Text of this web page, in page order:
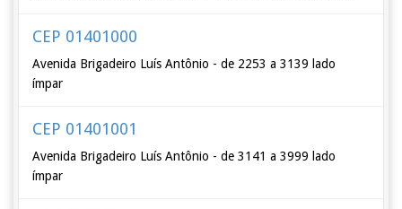
CEP 01401000
Avenida Brigadeiro Luís Antônio - de 2253 a 3139 lado
ímpar
CEP 01401001
Avenida Brigadeiro Luís Antônio - de 3141 a 3999 lado
ímpar